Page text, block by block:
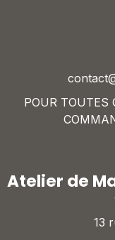
POUR TOUTES
Atelier de
13